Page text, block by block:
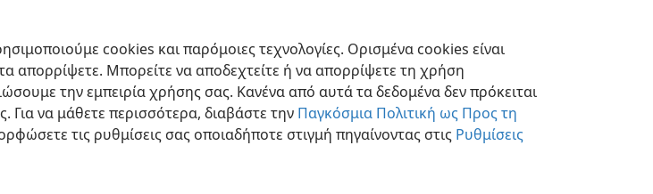
cookies και παρόμοιες τεχνολογίες. Ορισμένα cookies είναι
απορρίψετε. Μπορείτε να αποδεχτείτε ή να απορρίψετε τη χρήση
την εμπειρία χρήσης σας. Κανένα από αυτά τα δεδομένα δεν πρόκειται
Για να μάθετε περισσότερα, διαβάστε την Παγκόσμια Πολιτική ως Προς τη
τις ρυθμίσεις σας οποιαδήποτε στιγμή πηγαίνοντας στις Ρυθμίσεις
Παραπομπές
+ Ψαλμ. 71:19
+ Ρω 11:33
Ψαλμ. 145:9· 147:9· 1Τι 4:10
Όροι Χρήσης Πολιτική Απορρήτου Ρυθμίσεις Απορρήτου JW.ORG Σύνδεση